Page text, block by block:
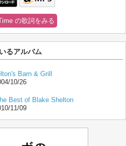
の歌詞をみる
るアルバム
Barn & Grill
10/26
Best of Blake Shelton
11/09